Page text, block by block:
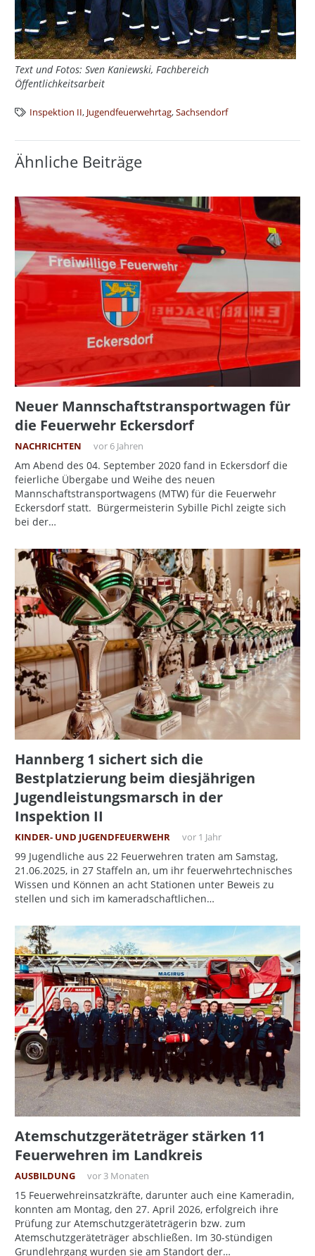
Text und Fotos: Sven Kaniewski, Fachbereich
Öffentlichkeitsarbeit
Inspektion II, Jugendfeuerwehrtag,Sachsendorf
Ähnliche Beiträge
Neuer Mannschaftstransportwagen für
die Feuerwehr Eckersdorf
NACHRICHTEN vor 6 Jahren
Am Abend des 04. September 2020 fand in Eckersdorf die
feierliche Übergabe und Weihe des neuen
Mannschaftstransportwagens (MTW) für die Feuerwehr
Eckersdorf statt. Bürgermeisterin Sybille Pichl zeigte sich
bei der…
Hannberg 1 sichert sich die
Bestplatzierung beim diesjährigen
Jugendleistungsmarsch in der
Inspektion II
KINDER- UND JUGENDFEUERWEHR vor 1 Jahr
99 Jugendliche aus 22 Feuerwehren traten am Samstag,
21.06.2025, in 27 Staffeln an, um ihr feuerwehrtechnisches
Wissen und Können an acht Stationen unter Beweis zu
stellen und sich im kameradschaftlichen…
Atemschutzgeräteträger stärken 11
Feuerwehren im Landkreis
AUSBILDUNG vor 3 Monaten
15 Feuerwehreinsatzkräfte, darunter auch eine Kameradin,
konnten am Montag, den 27. April 2026, erfolgreich ihre
Prüfung zur Atemschutzgeräteträgerin bzw. zum
Atemschutzgeräteträger abschließen. Im 30-stündigen
Grundlehrgang wurden sie am Standort der…